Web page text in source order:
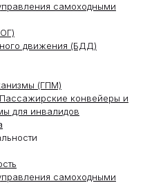
самоходными
движения (БДД)
(ГПМ)
конвейеры и
для инвалидов
самоходными